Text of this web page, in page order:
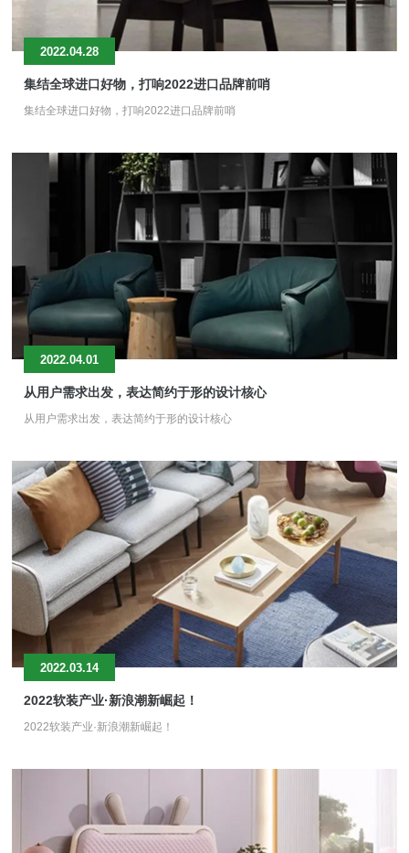
2022.04.28
集结全球进口好物，打响2022进口品牌前哨
集结全球进口好物，打响2022进口品牌前哨
2022.04.01
从用户需求出发，表达简约于形的设计核心
从用户需求出发，表达简约于形的设计核心
2022.03.14
2022软装产业·新浪潮新崛起！
2022软装产业·新浪潮新崛起！